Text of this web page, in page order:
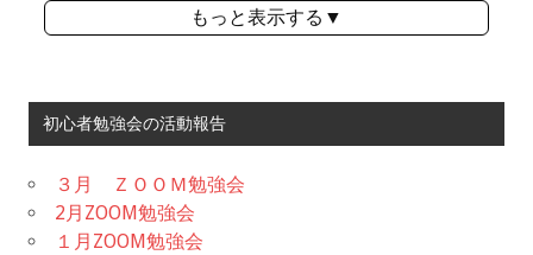
もっと表示する▼
初心者勉強会の活動報告
３月 ＺＯＯＭ勉強会
2月ZOOM勉強会
１月ZOOM勉強会